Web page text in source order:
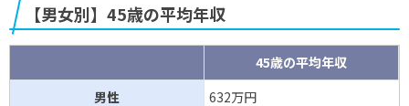
【男女別】45歳の平均年収
45歳の平均年収
男性
632万円